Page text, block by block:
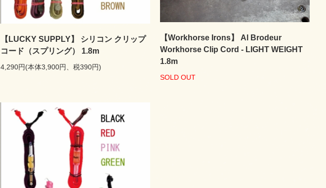
【LUCKY SUPPLY】 シリコン クリップ
コード（スプリング） 1.8m
4,290円(本体3,900円、税390円)
【Workhorse Irons】 Al Brodeur
Workhorse Clip Cord - LIGHT WEIGHT
1.8m
SOLD OUT